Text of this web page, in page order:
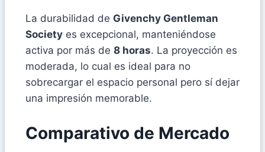
La durabilidad de Givenchy Gentleman
Society es excepcional, manteniéndose
activa por más de 8 horas. La proyección es
moderada, lo cual es ideal para no
sobrecargar el espacio personal pero sí dejar
una impresión memorable.
Comparativo de Mercado